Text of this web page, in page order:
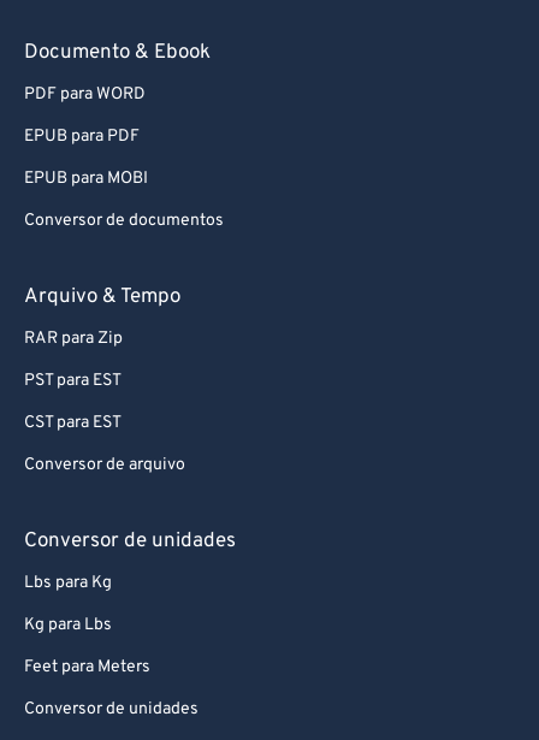
Documento & Ebook
PDF para WORD
EPUB para PDF
EPUB para MOBI
Conversor de documentos
Arquivo & Tempo
RAR para Zip
PST para EST
CST para EST
Conversor de arquivo
Conversor de unidades
Lbs para Kg
Kg para Lbs
Feet para Meters
Conversor de unidades